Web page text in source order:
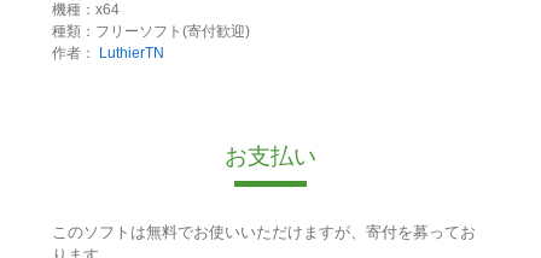
機種：x64
種類：フリーソフト(寄付歓迎)
作者：
LuthierTN
お支払い
このソフトは無料でお使いいただけますが、寄付を募ってお